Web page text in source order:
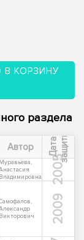
КОРЗИНУ
раздела
Автор Д
а
т
а
з
а
щ
и
ты
Муравьева,
Владимировна
2005
Викторович
2009